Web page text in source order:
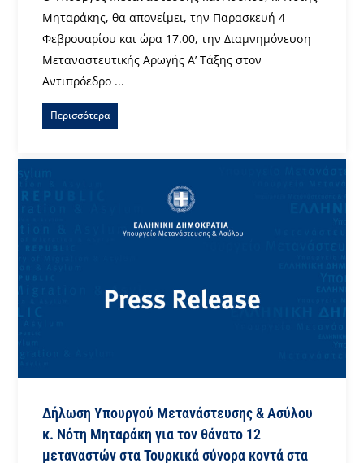
Μηταράκης, θα απονείμει, την Παρασκευή 4
Φεβρουαρίου και ώρα 17.00, την Διαμνημόνευση
Μεταναστευτικής Αρωγής Α’ Τάξης στον
Αντιπρόεδρο ...
Περισσότερα
Δήλωση Υπουργού Μετανάστευσης & Ασύλου
κ. Νότη Μηταράκη για τον θάνατο 12
μεταναστών στα Τουρκικά σύνορα κοντά στα